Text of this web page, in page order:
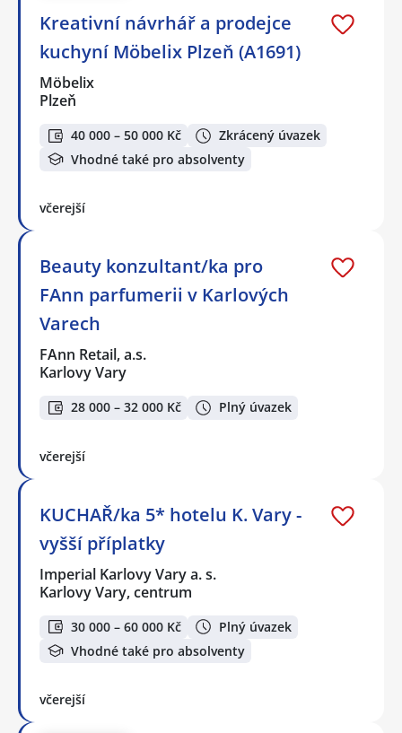
Kreativní návrhář a prodejce
kuchyní Möbelix Plzeň (A1691)
Möbelix
Plzeň
40 000 – 50 000 Kč
Zkrácený úvazek
Vhodné také pro absolventy
včerejší
Beauty konzultant/ka pro
FAnn parfumerii v Karlových
Varech
FAnn Retail, a.s.
Karlovy Vary
28 000 – 32 000 Kč Plný úvazek
včerejší
KUCHAŘ/ka 5* hotelu K. Vary -
vyšší příplatky
Imperial Karlovy Vary a. s.
Karlovy Vary, centrum
30 000 – 60 000 Kč
Plný úvazek
Vhodné také pro absolventy
včerejší